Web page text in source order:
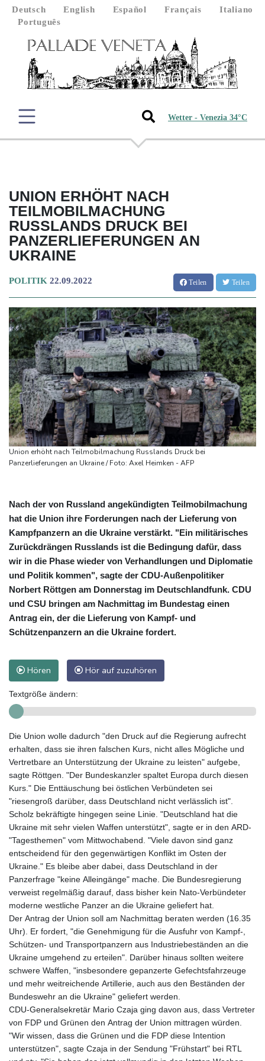
Deutsch English Español Français
Italiano
Português
Wetter - Venezia 34°C
UNION ERHÖHT NACH
TEILMOBILMACHUNG
RUSSLANDS DRUCK BEI
PANZERLIEFERUNGEN AN
UKRAINE
POLITIK 22.09.2022 Teilen Teilen
Union erhöht nach Teilmobilmachung Russlands Druck bei
Panzerlieferungen an Ukraine / Foto: Axel Heimken - AFP
Nach der von Russland angekündigten Teilmobilmachung
hat die Union ihre Forderungen nach der Lieferung von
Kampfpanzern an die Ukraine verstärkt. "Ein militärisches
Zurückdrängen Russlands ist die Bedingung dafür, dass
wir in die Phase wieder von Verhandlungen und Diplomatie
und Politik kommen", sagte der CDU-Außenpolitiker
Norbert Röttgen am Donnerstag im Deutschlandfunk. CDU
und CSU bringen am Nachmittag im Bundestag einen
Antrag ein, der die Lieferung von Kampf- und
Schützenpanzern an die Ukraine fordert.
Hören Hör auf zuzuhören
Textgröße ändern:
Die Union wolle dadurch "den Druck auf die Regierung aufrecht
erhalten, dass sie ihren falschen Kurs, nicht alles Mögliche und
Vertretbare an Unterstützung der Ukraine zu leisten" aufgebe,
sagte Röttgen. "Der Bundeskanzler spaltet Europa durch diesen
Kurs." Die Enttäuschung bei östlichen Verbündeten sei
"riesengroß darüber, dass Deutschland nicht verlässlich ist".
Scholz bekräftigte hingegen seine Linie. "Deutschland hat die
Ukraine mit sehr vielen Waffen unterstützt", sagte er in den ARD-
"Tagesthemen" vom Mittwochabend. "Viele davon sind ganz
entscheidend für den gegenwärtigen Konflikt im Osten der
Ukraine." Es bleibe aber dabei, dass Deutschland in der
Panzerfrage "keine Alleingänge" mache. Die Bundesregierung
verweist regelmäßig darauf, dass bisher kein Nato-Verbündeter
moderne westliche Panzer an die Ukraine geliefert hat.
Der Antrag der Union soll am Nachmittag beraten werden (16.35
Uhr). Er fordert, "die Genehmigung für die Ausfuhr von Kampf-,
Schützen- und Transportpanzern aus Industriebeständen an die
Ukraine umgehend zu erteilen". Darüber hinaus sollten weitere
schwere Waffen, "insbesondere gepanzerte Gefechtsfahrzeuge
und mehr weitreichende Artillerie, auch aus den Beständen der
Bundeswehr an die Ukraine" geliefert werden.
CDU-Generalsekretär Mario Czaja ging davon aus, dass Vertreter
von FDP und Grünen den Antrag der Union mittragen würden.
"Wir wissen, dass die Grünen und die FDP diese Intention
unterstützen", sagte Czaja in der Sendung "Frühstart" bei RTL